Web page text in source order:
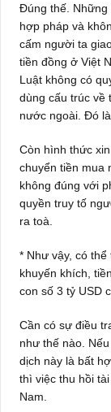
Đúng thế. Những
hợp pháp và
cấm người ta
tiền đồng ở Việt
Luật không có
dùng cấu trúc về
nước ngoài. Đó
Còn hình thức
chuyển tiền mua
không đúng với
quyền truy tố
ra toà.
* Như vậy, có
khuyến khích,
con số 3 tỷ USD
Cần có sự điều
như thế nào.
dịch này là bất
thì việc thu hồi
Nam.